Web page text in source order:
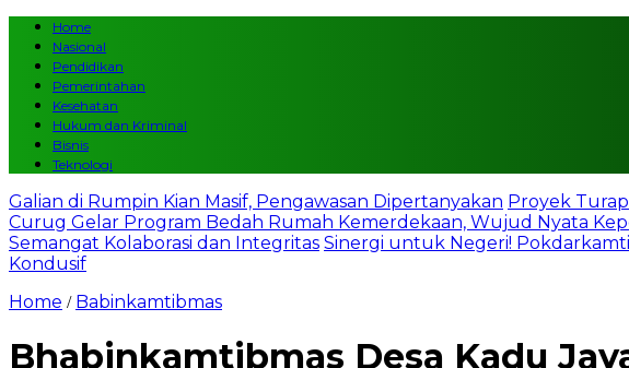
Home
Nasional
Pendidikan
Pemerintahan
Kesehatan
Hukum dan Kriminal
Bisnis
Teknologi
Galian di Rumpin Kian Masif, Pengawasan Dipertanyakan Proyek
Curug Gelar Program Bedah Rumah Kemerdekaan, Wujud Nyata
Semangat Kolaborasi dan Integritas Sinergi untuk Negeri!
Kondusif
Home / Babinkamtibmas
Bhabinkamtibmas Desa Kadu